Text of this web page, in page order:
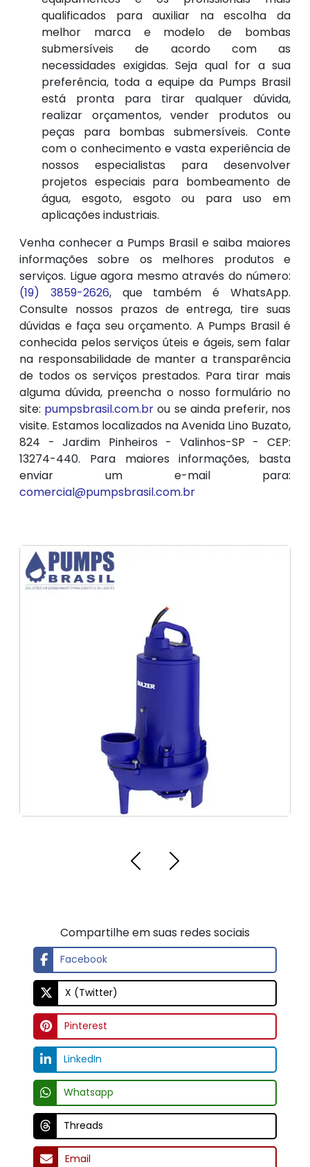
qualificados para auxiliar na escolha da
melhor marca e modelo de bombas
submersíveis de acordo com as
necessidades exigidas. Seja qual for a sua
preferência, toda a equipe da Pumps Brasil
está pronta para tirar qualquer dúvida,
realizar orçamentos, vender produtos ou
peças para bombas submersíveis. Conte
com o conhecimento e vasta experiência de
nossos especialistas para desenvolver
projetos especiais para bombeamento de
água, esgoto, esgoto ou para uso em
aplicações industriais.
Venha conhecer a Pumps Brasil e saiba maiores
informações sobre os melhores produtos e
serviços. Ligue agora mesmo através do número:
(19) 3859-2626, que também é WhatsApp.
Consulte nossos prazos de entrega, tire suas
dúvidas e faça seu orçamento. A Pumps Brasil é
conhecida pelos serviços úteis e ágeis, sem falar
na responsabilidade de manter a transparência
de todos os serviços prestados. Para tirar mais
alguma dúvida, preencha o nosso formulário no
site: pumpsbrasil.com.br ou se ainda preferir, nos
visite. Estamos localizados na Avenida Lino Buzato,
824 - Jardim Pinheiros - Valinhos-SP - CEP:
13274-440. Para maiores informações, basta
enviar um e-mail para:
comercial@pumpsbrasil.com.br
Bomba de Esgoto Robusta
Compartilhe em suas redes sociais
Facebook
X (Twitter)
Pinterest
LinkedIn
Whatsapp
Threads
Email